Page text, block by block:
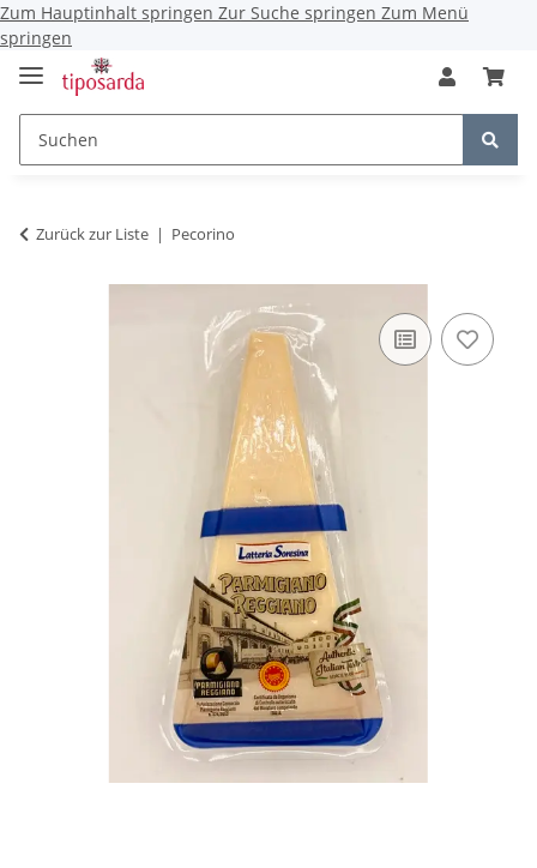
Zum Hauptinhalt springen Zur Suche springen Zum Menü
springen
Zurück zur Liste Pecorino